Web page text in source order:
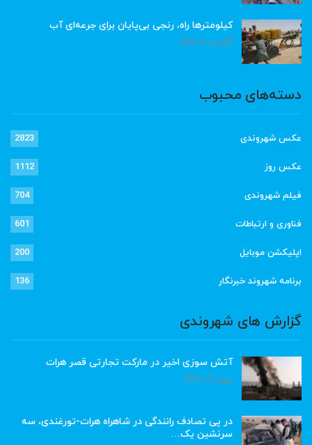
کیلومترها راه، رنجی بی‌پایان برای جرعه‌ای آب
آگوست 8, 2026
دسته‌های محبوب
عکس شهروندی 2823
عکس روز 1112
فیلم شهروندی 704
فناوری و ارتباطات 601
اپلیکشن موبایل 200
برنامه شهروند خبرنگار 136
گزارش های شهروندی
آتش سوزی اخیر در مارکت تجارتی قصر هرات
ژوئن 22, 2023
در پی تصادف رانندگی در شاهراه هرات-تورغندی، سه
سرنشین یک…